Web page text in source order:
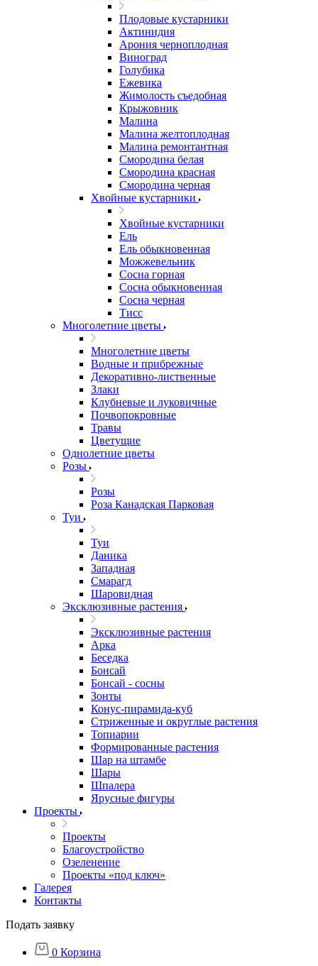
Плодовые кустарники
Актинидия
Арония черноплодная
Виноград
Голубика
Ежевика
Жимолость съедобная
Крыжовник
Малина
Малина желтоплодная
Малина ремонтантная
Смородина белая
Смородина красная
Смородина черная
Хвойные кустарники
Хвойные кустарники
Ель
Ель обыкновенная
Можжевельник
Сосна горная
Сосна обыкновенная
Сосна черная
Тисс
Многолетние цветы
Многолетние цветы
Водные и прибрежные
Декоративно-лиственные
Злаки
Клубневые и луковичные
Почвопокровные
Травы
Цветущие
Однолетние цветы
Розы
Розы
Роза Канадская Парковая
Туи
Туи
Даника
Западная
Смарагд
Шаровидная
Эксклюзивные растения
Эксклюзивные растения
Арка
Беседка
Бонсай
Бонсай - сосны
Зонты
Конус-пирамида-куб
Стриженные и округлые растения
Топиарии
Формированные растения
Шар на штамбе
Шары
Шпалера
Ярусные фигуры
Проекты
Проекты
Благоустройство
Озеленение
Проекты «под ключ»
Галерея
Контакты
Подать заявку
0 Корзина